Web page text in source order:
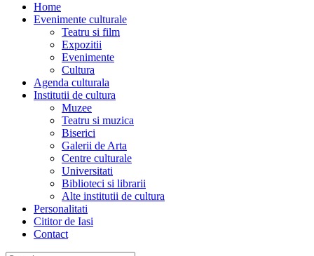
Home
Evenimente culturale
Teatru si film
Expozitii
Evenimente
Cultura
Agenda culturala
Institutii de cultura
Muzee
Teatru si muzica
Biserici
Galerii de Arta
Centre culturale
Universitati
Biblioteci si librarii
Alte institutii de cultura
Personalitati
Cititor de Iasi
Contact